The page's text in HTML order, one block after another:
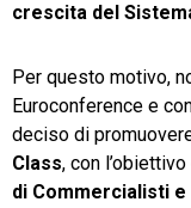
crescita del
Per questo motivo,
Euroconference e
deciso di
Class, con
di Commercialisti